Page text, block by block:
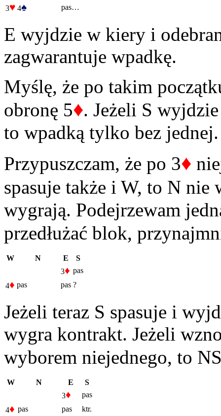
3♥ 4♠ pas…
E wyjdzie w kiery i
zagwarantuje wpadkę.
Myślę, że po takim
obronę 5♦. Jeżeli S
to wpadką tylko bez jednej.
Przypuszczam, że po 3♦
spasuje także i W, to N
wygrają. Podejrzewam
przedłużać blok,
W N E
S
3♦ pas
4♦ pas pas ?
Jeżeli teraz S spasuje i
wygra kontrakt. Jeżeli
wyborem niejednego, to
W N E
S
3♦
pas
4♦ pas pas
ktr.